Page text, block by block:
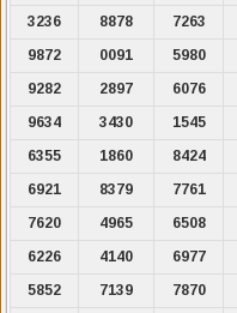
3236
8878 7263
9872
0091 5980
9282
2897 6076
9634
3430 1545
6355
1860 8424
6921
8379 7761
7620
4965 6508
6226
4140 6977
5852
7139 7870